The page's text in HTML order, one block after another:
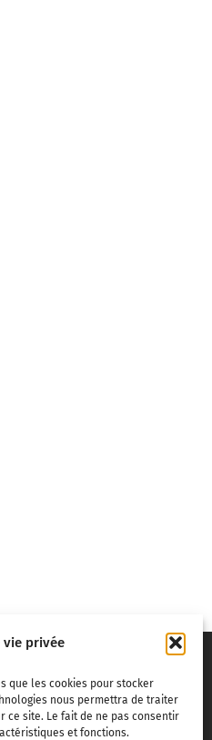
vie privée
que les cookies pour stocker
nous permettra de traiter
ce site. Le fait de ne pas consentir
et fonctions.